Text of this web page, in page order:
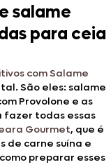
salame
para ceia
com Salame
São eles: salame
Provolone e as
fazer todas essas
Gourmet, que é
de carne suína e
preparar esses